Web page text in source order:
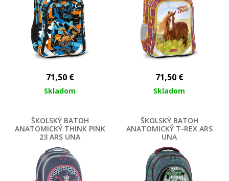
71,50 €
Skladom
71,50 €
Skladom
ŠKOLSKÝ BATOH
ANATOMICKÝ THINK PINK
23 ARS UNA
ŠKOLSKÝ BATOH
ANATOMICKÝ T-REX ARS
UNA